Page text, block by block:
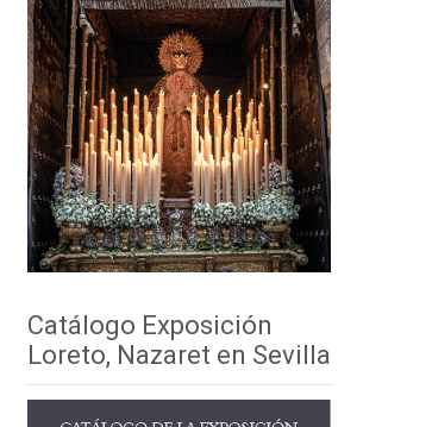
Catálogo Exposición
Loreto, Nazaret en Sevilla